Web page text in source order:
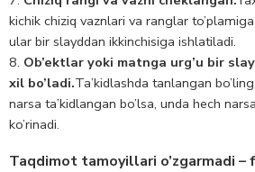
kichik chiziq vaznlari va ranglar
ular bir slayddan ikkinchisiga ishlatiladi.
Ob’ektlar yoki matnga urg’u bir
xil bo’ladi.Ta’kidlashda tanlangan
narsa ta’kidlangan bo’lsa, unda hech
ko’rinadi.
Taqdimot tamoyillari o’zgarmadi –